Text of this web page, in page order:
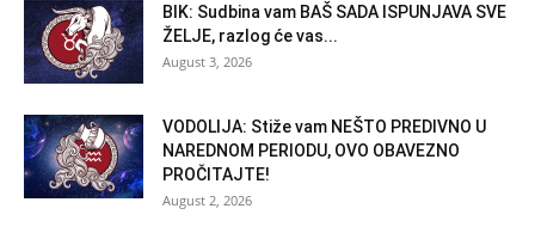
BIK: Sudbina vam BAŠ SADA ISPUNJAVA SVE
ŽELJE, razlog će vas...
August 3, 2026
VODOLIJA: Stiže vam NEŠTO PREDIVNO U
NAREDNOM PERIODU, OVO OBAVEZNO
PROČITAJTE!
August 2, 2026